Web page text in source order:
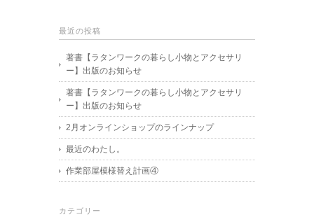
最近の投稿
著書【ラタンワークの暮らし小物とアクセサリ
ー】出版のお知らせ
著書【ラタンワークの暮らし小物とアクセサリ
ー】出版のお知らせ
2月オンラインショップのラインナップ
最近のわたし。
作業部屋模様替え計画④
カテゴリー